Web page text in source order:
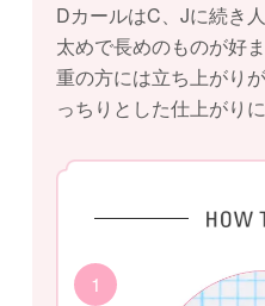
DカールはC、Jに続き
太めで長めのものが好
重の方には立ち上がり
っちりとした仕上がりに
1